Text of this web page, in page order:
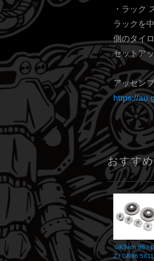
・ラック
ラックを
側のタイ
セットア
アッセン
https://
おすす
GKTech 86 /
Z / GR86